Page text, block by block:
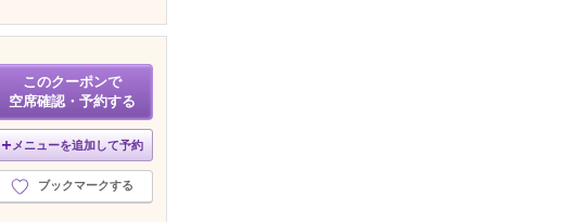
このクーポンで
空席確認・予約する
メニューを追加して予約
ブックマークする